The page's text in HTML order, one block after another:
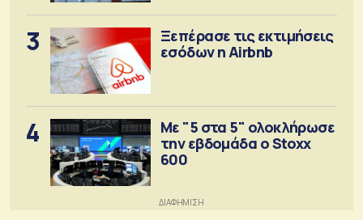
3
Ξεπέρασε τις εκτιμήσεις
εσόδων η Airbnb
4
Με "5 στα 5" ολοκλήρωσε
την εβδομάδα ο Stoxx
600